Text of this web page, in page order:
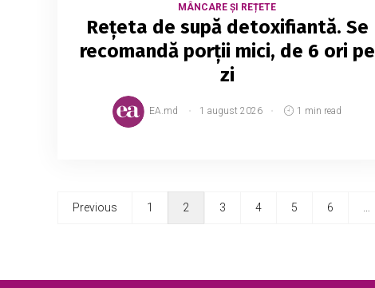
MÂNCARE ȘI REȚETE
Rețeta de supă detoxifiantă. Se
recomandă porții mici, de 6 ori pe
zi
EA.md 1 august 2026 1 min read
Previous 1 2 3 4 5 6